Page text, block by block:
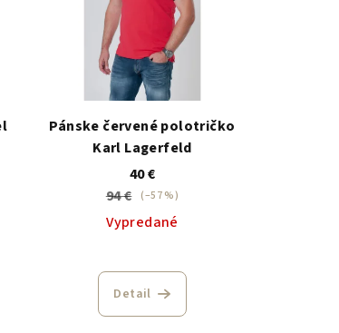
Pánske červené polotričko
Karl Lagerfeld
40 €
94 €
(–57 %)
Vypredané
Detail